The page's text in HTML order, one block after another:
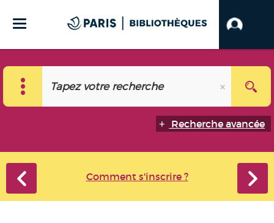
Recherche avancée
Comment s'inscrire ?